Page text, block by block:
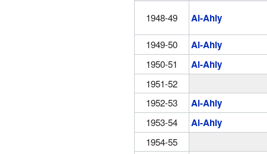
1948-49 Al-Ahly
1949-50 Al-Ahly
1950-51
Al-Ahly
1951-52
1952-53
Al-Ahly
1953-54
Al-Ahly
1954-55